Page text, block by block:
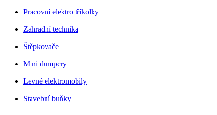
Pracovní elektro tříkolky
Zahradní technika
Štěpkovače
Mini dumpery
Levné elektromobily
Stavební buňky